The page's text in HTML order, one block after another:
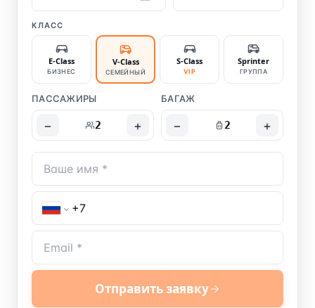
КЛАСС
E-Class
БИЗНЕС
V-Class
СЕМЕЙНЫЙ
S-Class
VIP
Sprinter
ГРУППА
ПАССАЖИРЫ
− 2 +
БАГАЖ
− 2 +
Отправить заявку